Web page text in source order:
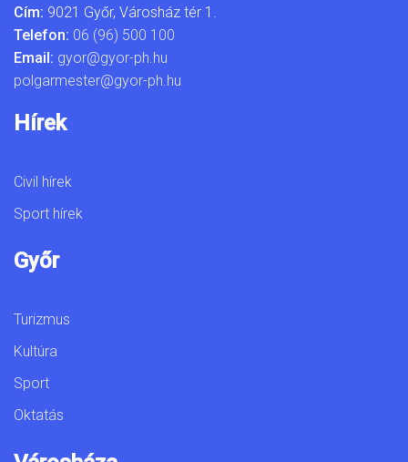
Cím: 9021 Győr, Városház tér 1.
Telefon: 06 (96) 500 100
Email: gyor@gyor-ph.hu
polgarmester@gyor-ph.hu
Hírek
Civil hírek
Sport hírek
Győr
Turizmus
Kultúra
Sport
Oktatás